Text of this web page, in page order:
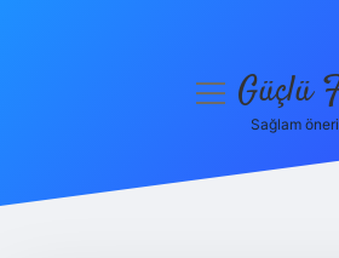
menüyüGüçlü
Sağlam